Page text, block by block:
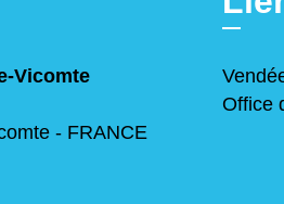
Vicomte
- FRANCE
Office